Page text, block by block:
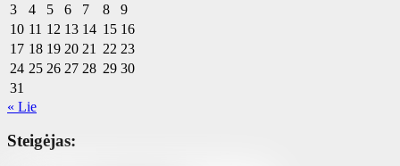
3
4 5 6 7 8
9
10 11 12 13 14 15 16
17 18 19 20 21 22 23
24 25 26 27 28 29 30
31
« Lie
Steigėjas: